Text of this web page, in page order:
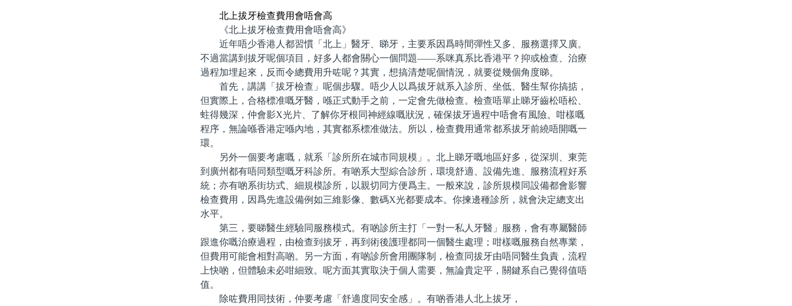
北上拔牙檢查費用會唔會高
《北上拔牙檢查費用會唔會高》
近年唔少香港人都習慣「北上」醫牙、睇牙，主要系因爲時間彈性又多、服務選擇又廣。
不過當講到拔牙呢個項目，好多人都會關心一個問題——系咪真系比香港平？抑或檢查、治療
過程加埋起來，反而令總費用升咗呢？其實，想搞清楚呢個情況，就要從幾個角度睇。
首先，講講「拔牙檢查」呢個步驟。唔少人以爲拔牙就系入診所、坐低、醫生幫你搞掂，
但實際上，合格標准嘅牙醫，喺正式動手之前，一定會先做檢查。檢查唔單止睇牙齒松唔松、
蛀得幾深，仲會影X光片、了解你牙根同神經線嘅狀況，確保拔牙過程中唔會有風險。咁樣嘅
程序，無論喺香港定喺內地，其實都系標准做法。所以，檢查費用通常都系拔牙前繞唔開嘅一
環。
另外一個要考慮嘅，就系「診所所在城市同規模」。北上睇牙嘅地區好多，從深圳、東莞
到廣州都有唔同類型嘅牙科診所。有啲系大型綜合診所，環境舒適、設備先進、服務流程好系
統；亦有啲系街坊式、細規模診所，以親切同方便爲主。一般來說，診所規模同設備都會影響
檢查費用，因爲先進設備例如三維影像、數碼X光都要成本。你揀邊種診所，就會決定總支出
水平。
第三，要睇醫生經驗同服務模式。有啲診所主打「一對一私人牙醫」服務，會有專屬醫師
跟進你嘅治療過程，由檢查到拔牙，再到術後護理都同一個醫生處理；咁樣嘅服務自然專業，
但費用可能會相對高啲。另一方面，有啲診所會用團隊制，檢查同拔牙由唔同醫生負責，流程
上快啲，但體驗未必咁細致。呢方面其實取決于個人需要，無論貴定平，關鍵系自己覺得值唔
值。
除咗費用同技術，仲要考慮「舒適度同安全感」。有啲香港人北上拔牙，